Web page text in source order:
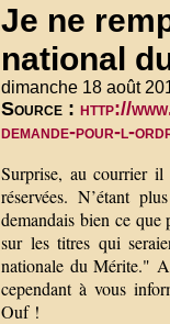
Je ne
national
dimanche 18 août
Source : http://
demande-pour-l-
Surprise, au courrier
réservées. N’étant
demandais bien ce
sur les titres qui
nationale du Mérite."
cependant à vous
Ouf !